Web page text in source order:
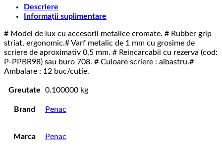
Descriere
Informații suplimentare
# Model de lux cu accesorii metalice cromate. # Rubber grip
striat, ergonomic.# Varf metalic de 1 mm cu grosime de
scriere de aproximativ 0,5 mm. # Reincarcabil cu rezerva (cod:
P-PPBR98) sau buro 708. # Culoare scriere : albastru.#
Ambalare : 12 buc/cutie.
Greutate 0.100000 kg
Brand Penac
Marca Penac